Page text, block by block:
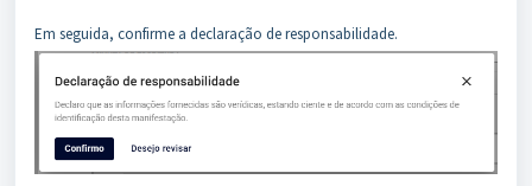
Em seguida, confirme a declaração de responsabilidade.